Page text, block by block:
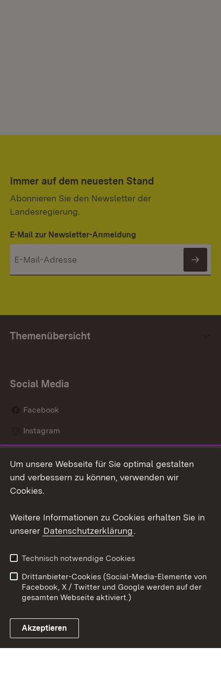
Immer auf dem neuesten Stand
Abonnieren Sie den Newsletter der
Landesregierung.
E-Mail zur Newsletter-Anmeldung
Themenübersicht
Social Media
Facebook
Instagram
Mastodon
Youtube
Link zum Landesportal
Kontakt
Datenschutz
Barrierefreiheit
Impressum Cookies
Um unsere Webseite für Sie optimal gestalten
und verbessern zu können, verwenden wir
Cookies.
Weitere Informationen zu Cookies erhalten Sie in
unserer Datenschutzerklärung.
Technisch notwendige Cookies
Drittanbieter-Cookies (Social-Media-Elemente von
Facebook, X / Twitter und Google werden auf der
gesamten Webseite aktiviert.)
Akzeptieren